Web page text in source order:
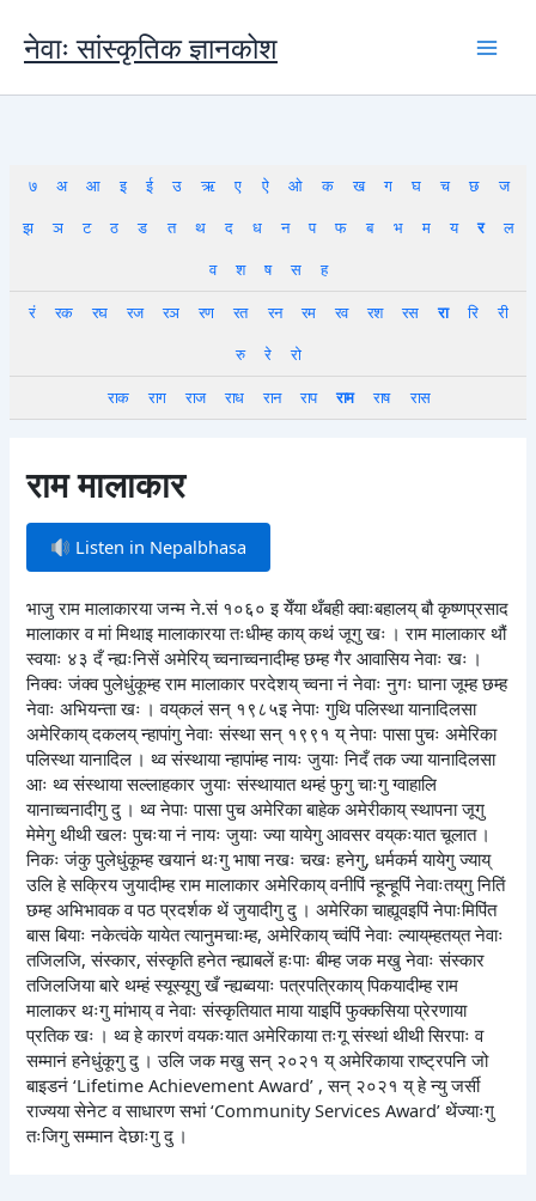
content
नेवाः सांस्कृतिक ज्ञानकोश
७ अ आ इ ई उ ऋ ए ऐ ओ क ख ग घ च छ
ज
झ
ञ ट ठ ड त थ द ध न प फ ब भ म य र
ल
व
श ष स
ह
रं
रक रघ रज रञ रण रत रन रम रव रश रस रा रि
री
रु
रे
रो
राक
राग राज राध रान राप राम राष रास
राम मालाकार
Listen in Nepalbhasa
भाजु राम मालाकारया जन्म ने.सं १०६० इ येँया थँबही क्वाःबहालय् बौ कृष्णप्रसाद
मालाकार व मां मिथाइ मालाकारया तःधीम्ह काय् कथं जूगु खः । राम मालाकार थौं
स्वयाः ४३ दँ न्ह्यःनिसें अमेरिय् च्वनाच्वनादीम्ह छम्ह गैर आवासिय नेवाः खः ।
निक्वः जंक्व पुलेधुंकूम्ह राम मालाकार परदेशय् च्वना नं नेवाः नुगः घाना जूम्ह छम्ह
नेवाः अभियन्ता खः । वय्‌कलं सन् १९८५इ नेपाः गुथि पलिस्था यानादिलसा
अमेरिकाय् दकलय् न्हापांगु नेवाः संस्था सन् १९९१ य् नेपाः पासा पुचः अमेरिका
पलिस्था यानादिल । थ्व संस्थाया न्हापांम्ह नायः जुयाः निदँ तक ज्या यानादिलसा
आः थ्व संस्थाया सल्लाहकार जुयाः संस्थायात थम्हं फुगु चाःगु ग्वाहालि
यानाच्वनादीगु दु । थ्व नेपाः पासा पुच अमेरिका बाहेक अमेरीकाय् स्थापना जूगु
मेमेगु थीथी खलः पुचःया नं नायः जुयाः ज्या यायेगु आवसर वय्‌कःयात चूलात ।
निकः जंकु पुलेधुंकूम्ह खयानं थःगु भाषा नखः चखः हनेगु, धर्मकर्म यायेगु ज्याय्
उलि हे सक्रिय जुयादीम्ह राम मालाकार अमेरिकाय् वनीपिं न्हून्हूपिं नेवाःतय्‌गु नितिं
छम्ह अभिभावक व पठ प्रदर्शक थें जुयादीगु दु । अमेरिका चाह्यूवइपिं नेपाःमिपिंत
बास बियाः नकेत्वंके यायेत त्यानुमचाःम्ह, अमेरिकाय् च्वंपिं नेवाः ल्याय्‌म्हतय्‌त नेवाः
तजिलजि, संस्कार, संस्कृति हनेत न्ह्याबलें हःपाः बीम्ह जक मखु नेवाः संस्कार
तजिलजिया बारे थम्हं स्यूस्यूगु खँ न्ह्यब्वयाः पत्रपत्रिकाय् पिकयादीम्ह राम
मालाकर थःगु मांभाय् व नेवाः संस्कृतियात माया याइपिं फुक्कसिया प्रेरणाया
प्रतिक खः । थ्व हे कारणं वयकःयात अमेरिकाया तःगू संस्थां थीथी सिरपाः व
सम्मानं हनेधुंकूगु दु । उलि जक मखु सन् २०२१ य् अमेरिकाया राष्ट्रपनि जो
बाइडनं ‘Lifetime Achievement Award’ , सन् २०२१ य् हे न्यु जर्सी
राज्यया सेनेट व साधारण सभां ‘Community Services Award’ थेंज्याःगु
तःजिगु सम्मान देछाःगु दु ।